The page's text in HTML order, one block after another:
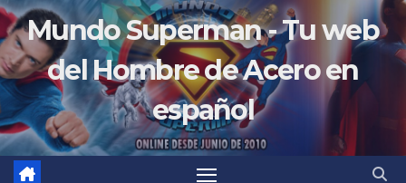
Mundo Superman - Tu web
del Hombre de Acero en
español